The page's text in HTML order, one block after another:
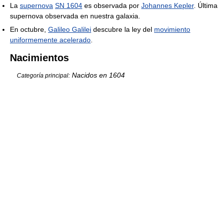
La supernova SN 1604 es observada por Johannes Kepler. Última
supernova observada en nuestra galaxia.
En octubre, Galileo Galilei descubre la ley del movimiento
uniformemente acelerado
Nacimientos
Categoría principal: Nacidos en 1604